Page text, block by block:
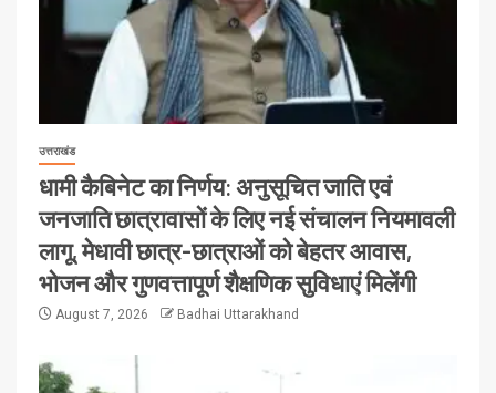
उत्तराखंड
धामी कैबिनेट का निर्णय: अनुसूचित जाति एवं
जनजाति छात्रावासों के लिए नई संचालन नियमावली
लागू, मेधावी छात्र-छात्राओं को बेहतर आवास,
भोजन और गुणवत्तापूर्ण शैक्षणिक सुविधाएं मिलेंगी
August 7, 2026 Badhai Uttarakhand